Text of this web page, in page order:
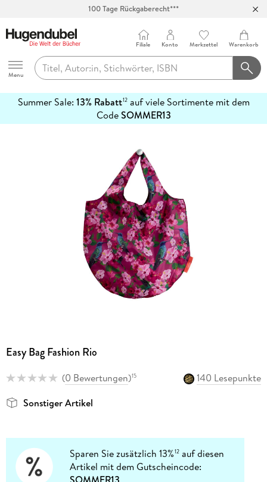
100 Tage Rückgaberecht***
Hugendubel
Menu
Filiale Konto Merkzettel Warenkorb
Summer Sale: 13% Rabatt12auf viele Sortimente mit dem
CodeSOMMER13
erfahren
Easy Bag Fashion Rio
(0 Bewertungen)15
140 Lesepunkte
Sonstiger Artikel
Sparen Sie zusätzlich 13%12 auf diesen
Artikel mit dem Gutscheincode: